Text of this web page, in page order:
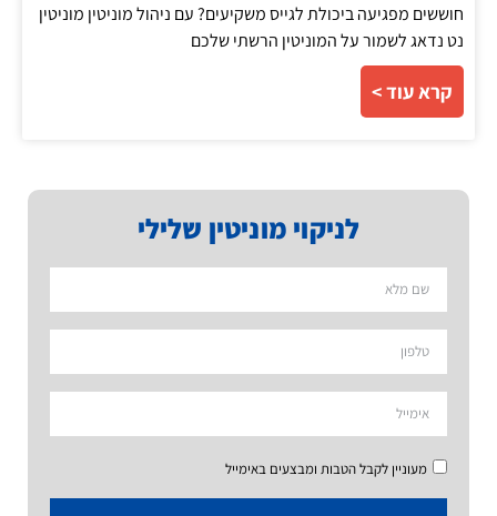
לניקוי מוניטין שלילי
מעוניין לקבל הטבות ומבצעים באימייל
חוששים מפגיעה ביכולת לגייס משקיעים? עם ניהול מוניטין מוניטין
נט נדאג לשמור על המוניטין הרשתי שלכם
קרא עוד >